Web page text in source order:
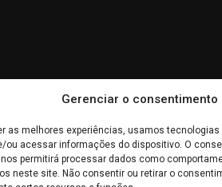
Gerenciar o consentimento
as melhores experiências, usamos
ou acessar informações do dispositivo. O
permitirá processar dados como
neste site. Não consentir ou retirar o
devem ser interpretadas como